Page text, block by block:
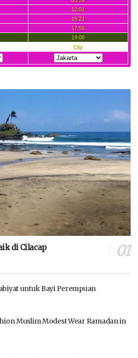
di Cilacap
untuk Bayi Perempuan
Muslim Modest Wear Ramadan in